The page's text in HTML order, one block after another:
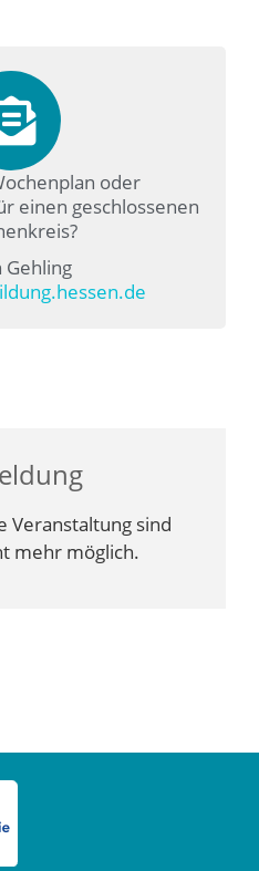
oder
einen geschlossenen
Gehling
Veranstaltung sind
mehr möglich.